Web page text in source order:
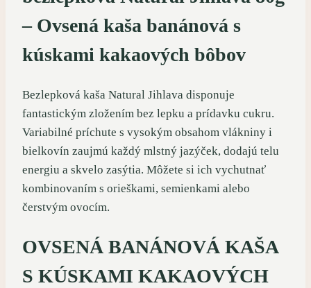
– Ovsená kaša banánová s
kúskami kakaových bôbov
Bezlepková kaša Natural Jihlava disponuje
fantastickým zložením bez lepku a prídavku cukru.
Variabilné príchute s vysokým obsahom vlákniny i
bielkovín zaujmú každý mlstný jazýček, dodajú telu
energiu a skvelo zasýtia. Môžete si ich vychutnať
kombinovaním s orieškami, semienkami alebo
čerstvým ovocím.
OVSENÁ BANÁNOVÁ KAŠA
S KÚSKAMI KAKAOVÝCH